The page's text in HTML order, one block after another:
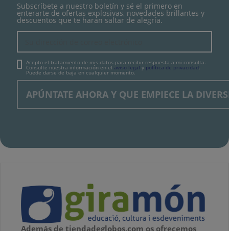
Subscríbete a nuestro boletín y sé el primero en
enterarte de ofertas explosivas, novedades brillantes y
descuentos que te harán saltar de alegría.
Acepto el tratamiento de mis datos para recibir respuesta a mi consulta.
Consulte nuestra información en el aviso legal y política de privacidad.
Puede darse de baja en cualquier momento.
Además de tiendadeglobos.com os ofrecemos